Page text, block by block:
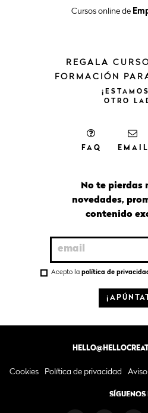
Cursos online de
REGALA
FORMACIÓN
No te pierdas
novedades,
contenido
Acepto la política de
¡ESTAMOS
OTRO
FAQ EMAIL
Cookies Política de privacidad Aviso
SÍGUENOS